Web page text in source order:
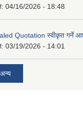
04/16/2026 - 18:48
Quotation स्वीकृत गर्ने
03/19/2026 - 14:01
अन्य